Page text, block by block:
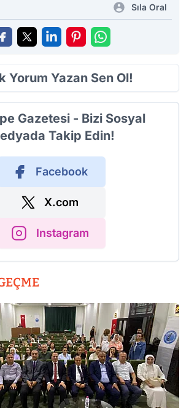
Sıla Oral
Yorum Yazan Sen Ol!
Gazetesi - Bizi Sosyal
Takip Edin!
Facebook
X.com
Instagram